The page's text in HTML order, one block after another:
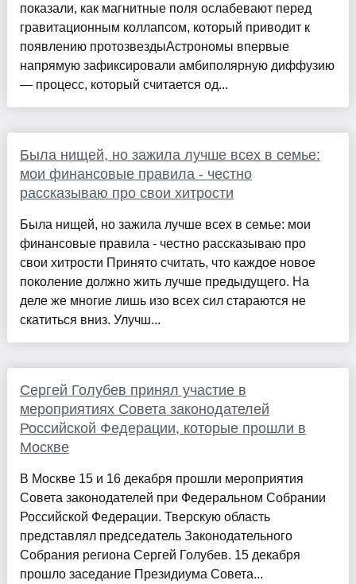
показали, как магнитные поля ослабевают перед
гравитационным коллапсом, который приводит к
появлению протозвездыАстрономы впервые
напрямую зафиксировали амбиполярную диффузию
— процесс, который считается од...
Была нищей, но зажила лучше всех в семье:
мои финансовые правила - честно
рассказываю про свои хитрости
Была нищей, но зажила лучше всех в семье: мои
финансовые правила - честно рассказываю про
свои хитрости Принято считать, что каждое новое
поколение должно жить лучше предыдущего. На
деле же многие лишь изо всех сил стараются не
скатиться вниз. Улучш...
Сергей Голубев принял участие в
мероприятиях Совета законодателей
Российской Федерации, которые прошли в
Москве
В Москве 15 и 16 декабря прошли мероприятия
Совета законодателей при Федеральном Собрании
Российской Федерации. Тверскую область
представлял председатель Законодательного
Собрания региона Сергей Голубев. 15 декабря
прошло заседание Президиума Совета...